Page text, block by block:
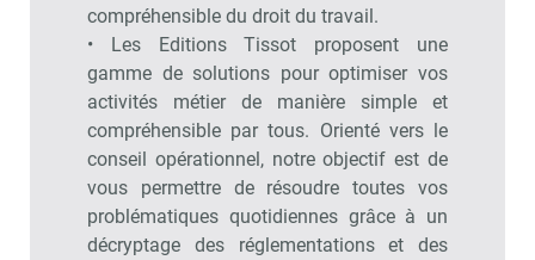
compréhensible du droit du travail.
• Les Editions Tissot proposent une
gamme de solutions pour optimiser vos
activités métier de manière simple et
compréhensible par tous. Orienté vers le
conseil opérationnel, notre objectif est de
vous permettre de résoudre toutes vos
problématiques quotidiennes grâce à un
décryptage des réglementations et des